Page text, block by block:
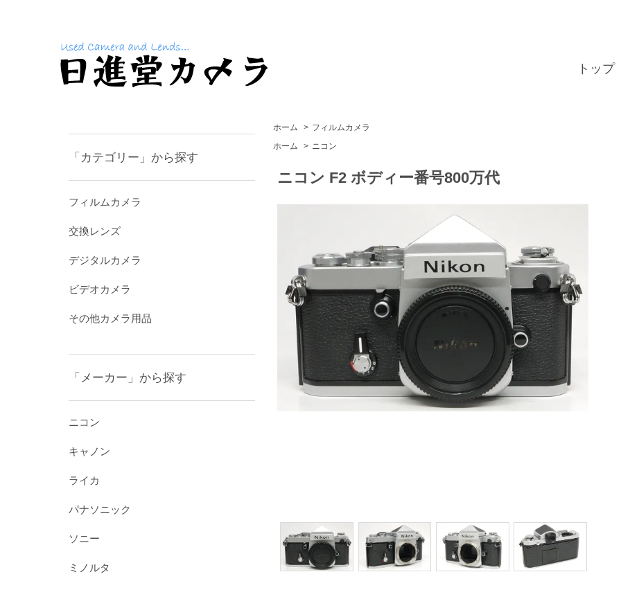
トップ
ホーム > フィルムカメラ
ホーム
> ニコン
ニコン F2 ボディー番号800万代
「カテゴリー」から探す
フィルムカメラ
交換レンズ
デジタルカメラ
ビデオカメラ
その他カメラ用品
「メーカー」から探す
ニコン
キャノン
ライカ
パナソニック
ソニー
ミノルタ